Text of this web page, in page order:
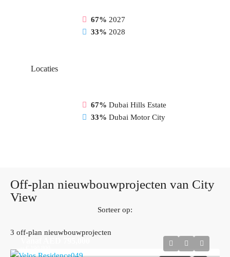
67% 2027
33% 2028
Locaties
67% Dubai Hills Estate
33% Dubai Motor City
Off-plan nieuwbouwprojecten van City
View
3 off-plan nieuwbouwprojecten
Sorteer op: